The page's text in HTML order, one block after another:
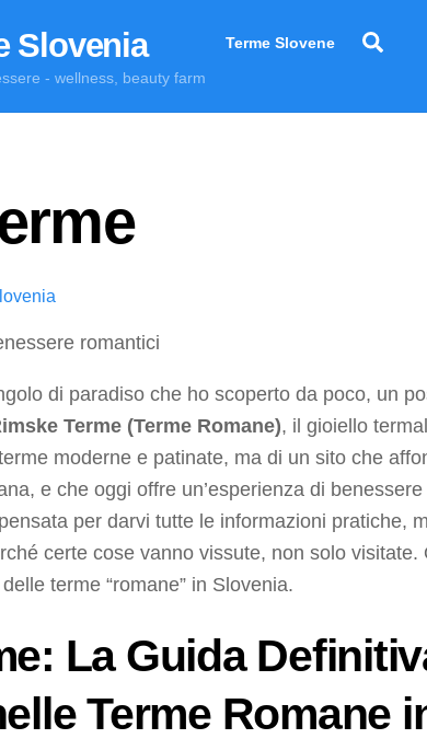
Slovenia
- wellness, beauty farm
Terme Slovene
di paradiso che ho scoperto da poco, un
Terme (Terme Romane), il gioiello
moderne e patinate, ma di un sito che
e che oggi offre un’esperienza di
per darvi tutte le informazioni pratiche,
certe cose vanno vissute, non solo
terme “romane” in Slovenia.
La Guida
Terme Romane